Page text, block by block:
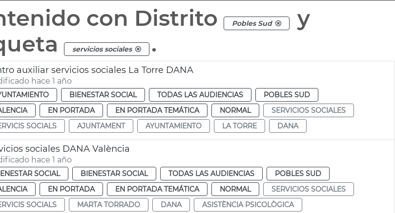
con Distrito Pobles Sud
y
servicios sociales .
auxiliar servicios sociales La Torre DANA
hace 1 año
BIENESTAR SOCIAL TODAS LAS AUDIENCIAS
POBLES SUD
EN PORTADA EN PORTADA TEMÁTICA NORMAL
SERVICIOS SOCIALES
SOCIALS
AJUNTAMENT AYUNTAMIENTO LA TORRE DANA
sociales DANA València
hace 1 año
SOCIAL BIENESTAR SOCIAL TODAS LAS AUDIENCIAS
POBLES SUD
EN PORTADA EN PORTADA TEMÁTICA NORMAL
SERVICIOS SOCIALES
SOCIALS
MARTA TORRADO DANA ASISTÈNCIA PSICOLÒGICA